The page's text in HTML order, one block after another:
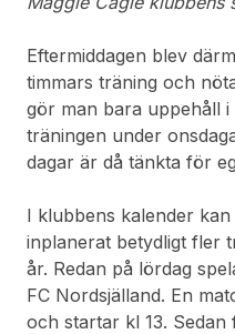
Eftermiddagen blev
timmars träning och
gör man bara uppehåll i
träningen under
dagar är då tänkta för
I klubbens kalender
inplanerat betydligt fler
år. Redan på lördag
FC Nordsjälland. En
och startar kl 13.